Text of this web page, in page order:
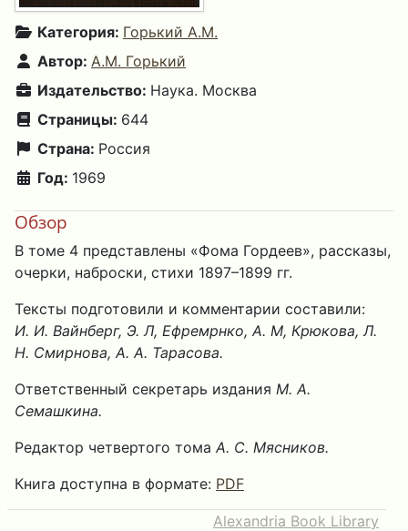
Категория: Горький А.М.
Автор: А.М. Горький
Издательство: Наука. Москва
Страницы: 644
Страна: Россия
Год: 1969
Обзор
В томе 4 представлены «Фома Гордеев», рассказы,
очерки, наброски, стихи 1897–1899 гг.
Тексты подготовили и комментарии составили:
И. И. Вайнберг, Э. Л, Ефремрнко, А. М, Крюкова, Л.
Н. Смирнова, А. А. Тарасова.
Ответственный секретарь издания М. А.
Семашкина.
Редактор четвертого тома А. С. Мясников.
Книга доступна в формате: PDF
Alexandria Book Library